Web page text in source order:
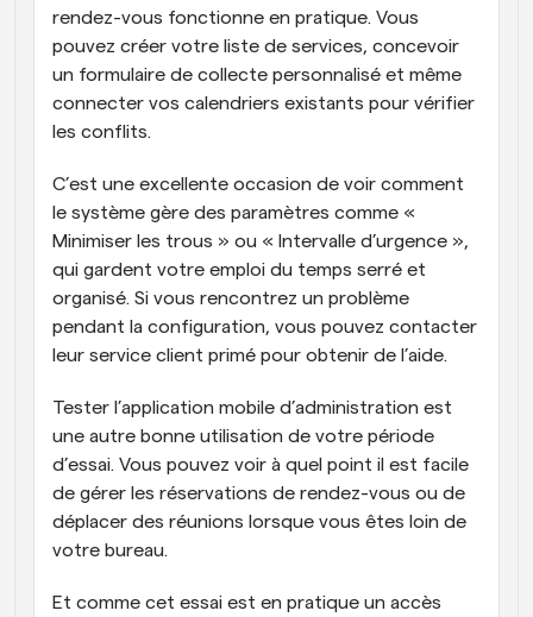
rendez-vous fonctionne en pratique. Vous
pouvez créer votre liste de services, concevoir
un formulaire de collecte personnalisé et même
connecter vos calendriers existants pour vérifier
les conflits.
C’est une excellente occasion de voir comment
le système gère des paramètres comme «
Minimiser les trous » ou « Intervalle d’urgence »,
qui gardent votre emploi du temps serré et
organisé. Si vous rencontrez un problème
pendant la configuration, vous pouvez contacter
leur service client primé pour obtenir de l’aide.
Tester l’application mobile d’administration est
une autre bonne utilisation de votre période
d’essai. Vous pouvez voir à quel point il est facile
de gérer les réservations de rendez-vous ou de
déplacer des réunions lorsque vous êtes loin de
votre bureau.
Et comme cet essai est en pratique un accès